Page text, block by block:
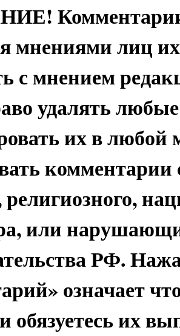
Комментарии
мнениями лиц
с мнением
удалять
их в
или
РФ.
означает
обязуетесь их